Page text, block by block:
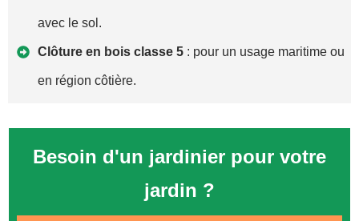
avec le sol.
Clôture en bois classe 5 : pour un usage maritime ou
en région côtière.
Besoin d'un jardinier pour votre
jardin ?